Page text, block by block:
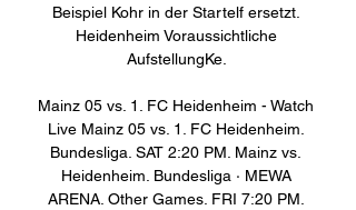
Beispiel Kohr in der Startelf ersetzt.
Heidenheim Voraussichtliche
AufstellungKe.
Mainz 05 vs. 1. FC Heidenheim - Watch
Live Mainz 05 vs. 1. FC Heidenheim.
Bundesliga. SAT 2:20 PM. Mainz vs.
Heidenheim. Bundesliga · MEWA
ARENA. Other Games. FRI 7:20 PM.